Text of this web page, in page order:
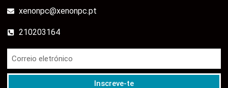
xenonpc@xenonpc.pt
210203164
Inscreve-te